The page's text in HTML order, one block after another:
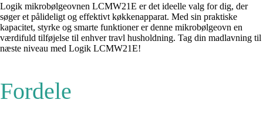
Logik mikrobølgeovnen LCMW21E er det ideelle valg for dig, der
søger et pålideligt og effektivt køkkenapparat. Med sin praktiske
kapacitet, styrke og smarte funktioner er denne mikrobølgeovn en
værdifuld tilføjelse til enhver travl husholdning. Tag din madlavning til
næste niveau med Logik LCMW21E!
Fordele